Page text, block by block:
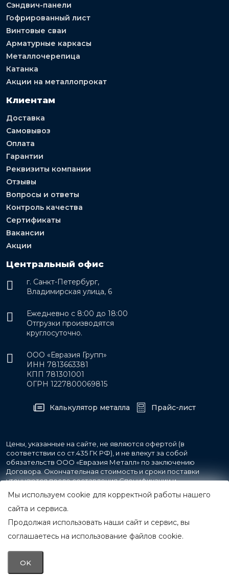
Сэндвич-панели
Гофрированный лист
Винтовые сваи
Арматурные каркасы
Металлочерепица
Катанка
Акции на металлопрокат
Клиентам
Доставка
Самовывоз
Оплата
Гарантии
Реквизиты компании
Отзывы
Вопросы и ответы
Контроль качества
Сертификаты
Вакансии
Акции
Центральный офис
г. Санкт-Петербург,
Владимирская улица, 6
Ежедневно с 8:00 до 18:00
Отгрузки производятся
круглосуточно.
ООО «Евразия Групп»
ИНН 7813663381
КПП 781301001
ОГРН 1227800069815
Калькулятор металла Прайс-лист
Цены, указанные на сайте, не являются офертой (в
соответствии со ст.435 ГК РФ), и не влекут за собой
обязательств ООО «Евразия Металл» по заключению
Договора. Окончательная стоимость и сроки поставки
уточняются после составления Спецификации и
фиксируются в Счете на оплату, а также Спецификации на
поставку товара.
© 2007-2026 Все права защищены.
ООО «Евразия Металл»
Мы используем cookie для корректной работы нашего
сайта и сервиса.
Продолжая использовать наши сайт и сервис, вы
соглашаетесь на использование файлов cookie.
OK